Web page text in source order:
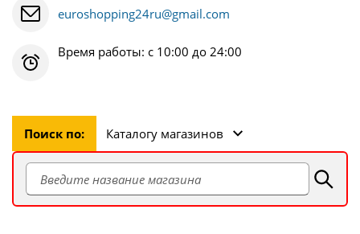
euroshopping24ru@gmail.com
Время работы: с 10:00 до 24:00
Поиск по: Каталогу магазинов